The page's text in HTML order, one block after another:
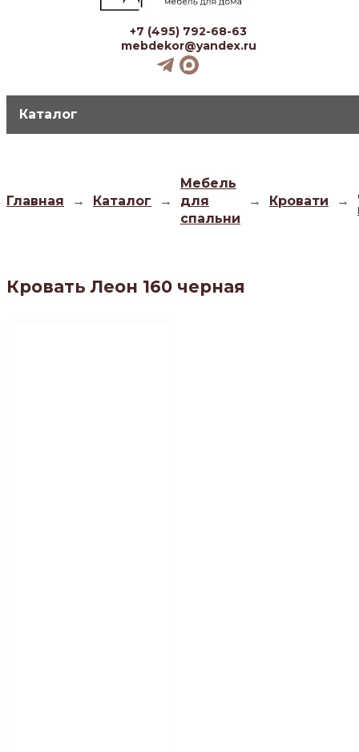
+7 (495) 792-68-63
mebdekor@yandex.ru
Каталог
Главная → Каталог →
Мебель
для
спальни
→ Кровати →
Кровать Леон 160 черная